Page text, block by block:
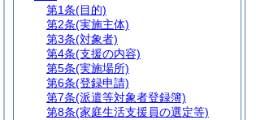
第1条(目的)
第2条(実施主体)
第3条(対象者)
第4条(支援の内容)
第5条(実施場所)
第6条(登録申請)
第7条(派遣等対象者登録簿)
第8条(家庭生活支援員の選定等)